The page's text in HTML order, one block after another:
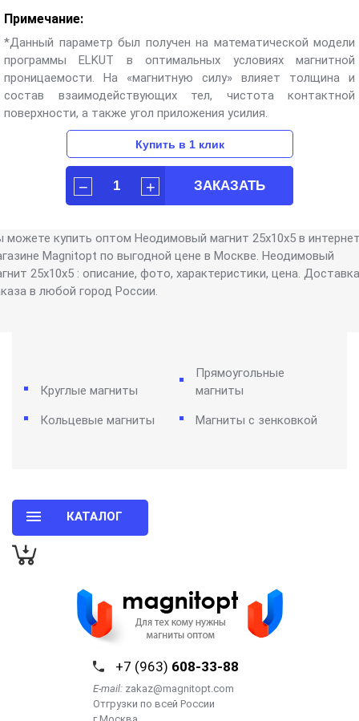
Примечание:
*Данный параметр был получен на математической модели
программы ELKUT в оптимальных условиях магнитной
проницаемости. На «магнитную силу» влияет толщина и
состав взаимодействующих тел, чистота контактной
поверхности, а также угол приложения усилия.
можете купить оптом Неодимовый магнит 25х10х5 в
Magnitopt по выгодной цене в Москве. Неодимовый
25х10х5 : описание, фото, характеристики, цена. Доставка
в любой город России.
Круглые магниты
Прямоугольные
магниты
Кольцевые магниты Магниты с зенковкой
КАТАЛОГ
+7 (963) 608-33-88
E-mail: zakaz@magnitopt.com
Отгрузки по всей России